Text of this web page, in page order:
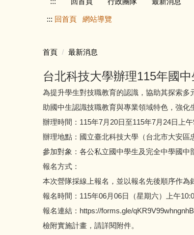
::: 回首頁 網站導覽
首頁 最新消息
台北科技大學辦理115年國
為提升學生對技職教育的認識，協助其探索
助國中生認識技職教育與專業領域特色，強化
辦理時間：115年7月20日至115年7月24日上午
辦理地點：國立臺北科技大學（台北市大安區
參加對象：各公私立國中學生及完全中學國中
報名方式：
本次營隊採線上報名，並以報名先後順序作為
報名時間：115年06月06日（星期六）上午
報名連結：https://forms.gle/
檢附實施計畫，請詳閱附件。